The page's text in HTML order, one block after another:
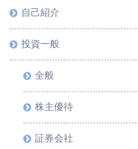
自己紹介
投資一般
全般
株主優待
証券会社